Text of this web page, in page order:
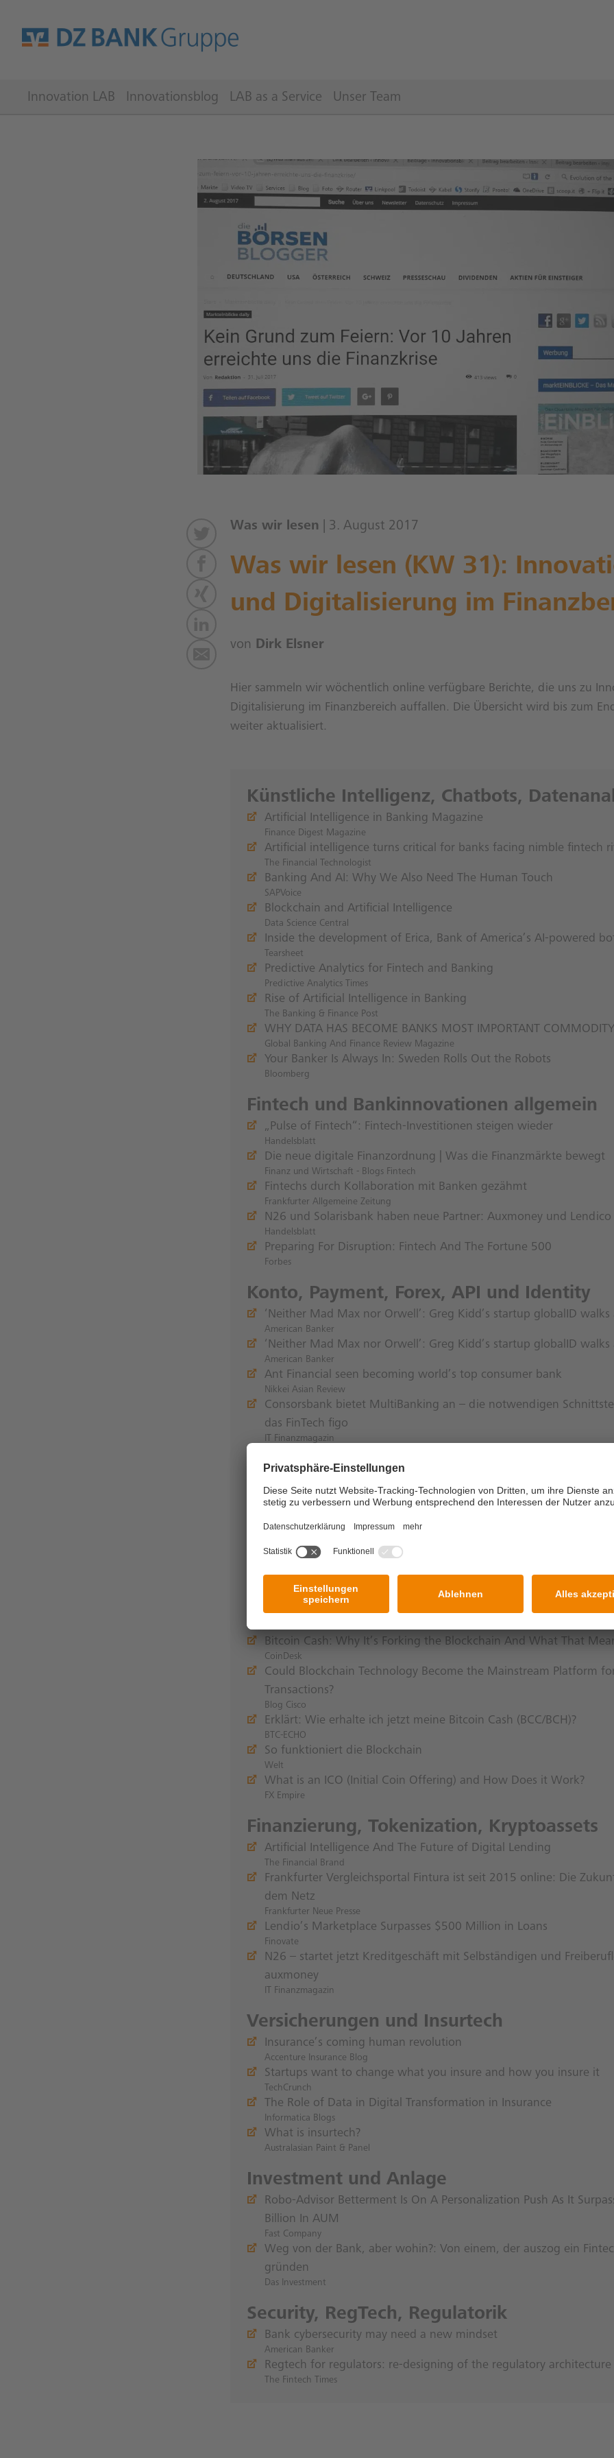
Innovation LAB Innovationsblog LAB as a Service Unser Team
Was wir lesen | 3. August 2017
Was wir lesen (KW 31):
und Digitalisierung im
von Dirk Elsner
Hier sammeln wir wöchentlich online verfügbare Berichte, die uns zu
Digitalisierung im Finanzbereich auffallen. Die Übersicht wird bis zum
weiter aktualisiert.
Künstliche Intelligenz, Chatbots,
Artificial Intelligence in Banking Magazine
Finance Digest Magazine
Artificial intelligence turns critical for banks facing nimble fintech
The Financial Technologist
Banking And AI: Why We Also Need The Human Touch
SAPVoice
Blockchain and Artificial Intelligence
Data Science Central
Inside the development of Erica, Bank of America’s AI-powered
Tearsheet
Predictive Analytics for Fintech and Banking
Predictive Analytics Times
Rise of Artificial Intelligence in Banking
The Banking & Finance Post
WHY DATA HAS BECOME BANKS MOST IMPORTANT COMMODITY
Global Banking And Finance Review Magazine
Your Banker Is Always In: Sweden Rolls Out the Robots
Bloomberg
Fintech und Bankinnovationen allgemein
„Pulse of Fintech“: Fintech-Investitionen steigen wieder
Handelsblatt
Die neue digitale Finanzordnung | Was die Finanzmärkte bewegt
Finanz und Wirtschaft - Blogs Fintech
Fintechs durch Kollaboration mit Banken gezähmt
Frankfurter Allgemeine Zeitung
N26 und Solarisbank haben neue Partner: Auxmoney und Lendico
Handelsblatt
Preparing For Disruption: Fintech And The Fortune 500
Forbes
Konto, Payment, Forex, API und Identity
‘Neither Mad Max nor Orwell’: Greg Kidd’s startup globalID
American Banker
‘Neither Mad Max nor Orwell’: Greg Kidd’s startup globalID
American Banker
Ant Financial seen becoming world’s top consumer bank
Nikkei Asian Review
Consorsbank bietet MultiBanking an – die notwendigen
das FinTech figo
IT Finanzmagazin
Daily Fintech
Oktoberfest digital: App und mobiles Bezahlsystem
Frankfurter Allgemeine Zeitung
Payment and Banking
Tokenization: What is a smart token? An update from the
Payments Cards and Mobile
UniCredit among 30 banks to begin testing instant payments
Finextra
Blockchain-Technologie
Bitcoin Cash: Why It’s Forking the Blockchain And What That
CoinDesk
Could Blockchain Technology Become the Mainstream Platform
Transactions?
Blog Cisco
Erklärt: Wie erhalte ich jetzt meine Bitcoin Cash (BCC/BCH)?
BTC-ECHO
So funktioniert die Blockchain
Welt
What is an ICO (Initial Coin Offering) and How Does it Work?
FX Empire
Finanzierung, Tokenization, Kryptoassets
Artificial Intelligence And The Future of Digital Lending
The Financial Brand
Frankfurter Vergleichsportal Fintura ist seit 2015 online: Die
dem Netz
Frankfurter Neue Presse
Lendio’s Marketplace Surpasses $500 Million in Loans
Finovate
N26 – startet jetzt Kredit­geschäft mit Selbständigen und
auxmoney
IT Finanzmagazin
Versicherungen und Insurtech
Insurance’s coming human revolution
Accenture Insurance Blog
Startups want to change what you insure and how you insure it
TechCrunch
The Role of Data in Digital Transformation in Insurance
Informatica Blogs
What is insurtech?
Australasian Paint & Panel
Investment und Anlage
Robo-Advisor Betterment Is On A Personalization Push As It
Billion In AUM
Fast Company
Weg von der Bank, aber wohin?: Von einem, der auszog ein
gründen
Das Investment
Security, RegTech, Regulatorik
Bank cybersecurity may need a new mindset
American Banker
Regtech for regulators: re-designing of the regulatory architecture
The Fintech Times